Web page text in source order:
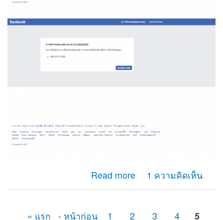
Read more
about ผมไม่สามารถรับรหัสotp เพื่อยืนยันตัวตนของเฟสบุ๊ค
ได้ เนื่องจากเลขหมายนั้นได้ยกเลิกการใช้างานไปหลาย
1 ความคิดเห็น
« แรก ‹ หน้าก่อน 1 2 3 4 5